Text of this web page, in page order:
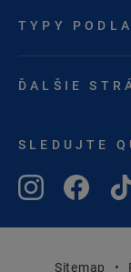
TYPY
ĎALŠIE
SLEDUJTE
Sitemap